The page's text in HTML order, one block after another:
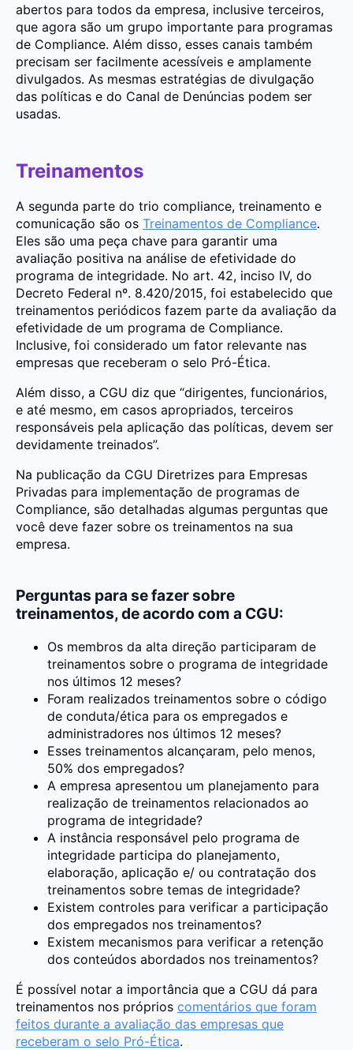
abertos para todos da empresa, inclusive terceiros,
que agora são um grupo importante para programas
de Compliance. Além disso, esses canais também
precisam ser facilmente acessíveis e amplamente
divulgados. As mesmas estratégias de divulgação
das políticas e do Canal de Denúncias podem ser
usadas.
Treinamentos
A segunda parte do trio compliance, treinamento e
comunicação são os Treinamentos de Compliance.
Eles são uma peça chave para garantir uma
avaliação positiva na análise de efetividade do
programa de integridade. No art. 42, inciso IV, do
Decreto Federal nº. 8.420/2015, foi estabelecido que
treinamentos periódicos fazem parte da avaliação da
efetividade de um programa de Compliance.
Inclusive, foi considerado um fator relevante nas
empresas que receberam o selo Pró-Ética.
Além disso, a CGU diz que “dirigentes, funcionários,
e até mesmo, em casos apropriados, terceiros
responsáveis pela aplicação das políticas, devem ser
devidamente treinados”.
Na publicação da CGU Diretrizes para Empresas
Privadas para implementação de programas de
Compliance, são detalhadas algumas perguntas que
você deve fazer sobre os treinamentos na sua
empresa.
Perguntas para se fazer sobre
treinamentos, de acordo com a CGU:
Os membros da alta direção participaram de
treinamentos sobre o programa de integridade
nos últimos 12 meses?
Foram realizados treinamentos sobre o código
de conduta/ética para os empregados e
administradores nos últimos 12 meses?
Esses treinamentos alcançaram, pelo menos,
50% dos empregados?
A empresa apresentou um planejamento para
realização de treinamentos relacionados ao
programa de integridade?
A instância responsável pelo programa de
integridade participa do planejamento,
elaboração, aplicação e/ ou contratação dos
treinamentos sobre temas de integridade?
Existem controles para verificar a participação
dos empregados nos treinamentos?
Existem mecanismos para verificar a retenção
dos conteúdos abordados nos treinamentos?
É possível notar a importância que a CGU dá para
treinamentos nos próprios comentários que foram
feitos durante a avaliação das empresas que
receberam o selo Pró-Ética.